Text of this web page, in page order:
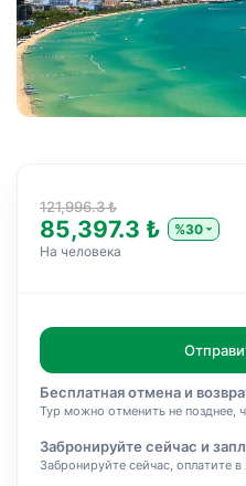
121,996.3 ₺
85,397.3 ₺
%30
На человека
Бесплатная отмена и
Тур можно отменить не позднее,
Забронируйте сейчас и
Забронируйте сейчас, оплатите